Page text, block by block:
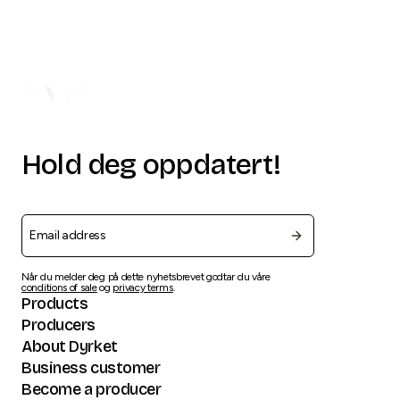
Hold deg oppdatert!
Når du melder deg på dette nyhetsbrevet godtar du våre
conditions of saleog privacy terms.
Products
Producers
About Dyrket
Business customer
Become a producer